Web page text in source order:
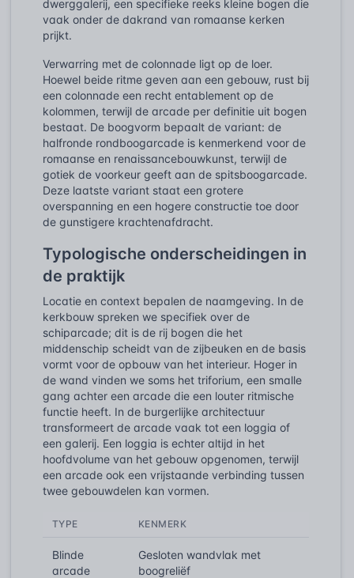
dwerggalerij, een specifieke reeks kleine bogen die
vaak onder de dakrand van romaanse kerken
prijkt.
Verwarring met de colonnade ligt op de loer.
Hoewel beide ritme geven aan een gebouw, rust bij
een colonnade een recht entablement op de
kolommen, terwijl de arcade per definitie uit bogen
bestaat. De boogvorm bepaalt de variant: de
halfronde rondboogarcade is kenmerkend voor de
romaanse en renaissancebouwkunst, terwijl de
gotiek de voorkeur geeft aan de spitsboogarcade.
Deze laatste variant staat een grotere
overspanning en een hogere constructie toe door
de gunstigere krachtenafdracht.
Typologische onderscheidingen in
de praktijk
Locatie en context bepalen de naamgeving. In de
kerkbouw spreken we specifiek over de
schiparcade; dit is de rij bogen die het
middenschip scheidt van de zijbeuken en de basis
vormt voor de opbouw van het interieur. Hoger in
de wand vinden we soms het triforium, een smalle
gang achter een arcade die een louter ritmische
functie heeft. In de burgerlijke architectuur
transformeert de arcade vaak tot een loggia of
een galerij. Een loggia is echter altijd in het
hoofdvolume van het gebouw opgenomen, terwijl
een arcade ook een vrijstaande verbinding tussen
twee gebouwdelen kan vormen.
TYPE KENMERK
Blinde
arcade
Gesloten wandvlak met
boogreliëf